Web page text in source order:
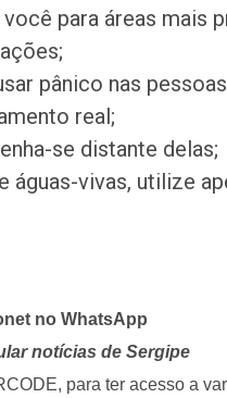
para áreas mais
pânico nas
real;
se distante delas;
águas-vivas, utilize
no WhatsApp
notícias de Sergipe
para ter acesso a